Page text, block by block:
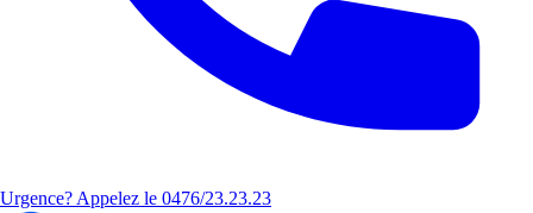
Urgence? Appelez le 0476/23.23.23